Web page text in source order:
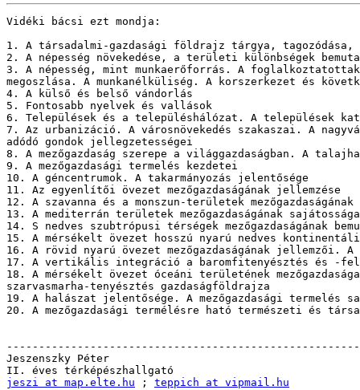
Vidéki bácsi ezt mondja:
1. A társadalmi-gazdasági földrajz tárgya, tagozódása,
2. A népesség növekedése, a területi különbségek
3. A népesség, mint munkaerőforrás. A
megoszlása. A munkanélküliség. A korszerkezet és
4. A külső és belső vándorlás
5. Fontosabb nyelvek és vallások
6. Települések és a településhálózat. A települések
7. Az urbanizáció. A városnövekedés szakaszai. A
adódó gondok jellegzetességei
8. A mezőgazdaság szerepe a világgazdaságban. A
9. A mezőgazdasági termelés kezdetei
10. A géncentrumok. A takarmányozás jelentősége
11. Az egyenlítői övezet mezőgazdaságának jellemzése
12. A szavanna és a monszun-területek mezőgazdaságának
13. A mediterrán területek mezőgazdaságának
14. S nedves szubtrópusi térségek mezőgazdaságának
15. A mérsékelt övezet hosszú nyarú nedves
16. A rövid nyarú övezet mezőgazdaságának jellemzői.
17. A vertikális integráció a baromfitenyésztés és -
18. A mérsékelt övezet óceáni területének
szarvasmarha-tenyésztés gazdaságföldrajza
19. A halászat jelentősége. A mezőgazdasági termelés
20. A mezőgazdasági termélésre ható természeti és
Jeszenszky Péter
jeszi at map.elte.hu ; teppich at vipmail.hu